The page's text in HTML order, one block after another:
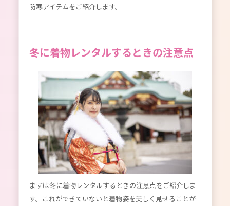
防寒アイテムをご紹介します。
冬に着物レンタルするときの注意点
まずは冬に着物レンタルするときの注意点をご紹介しま
す。これができていないと着物姿を美しく見せることが